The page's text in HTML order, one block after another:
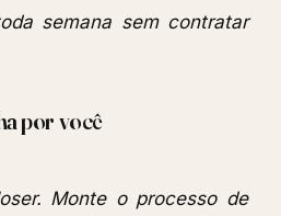
semana sem contratar
por você
Monte o processo de